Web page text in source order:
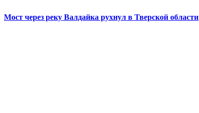
Мост через реку Валдайка рухнул в Тверской области